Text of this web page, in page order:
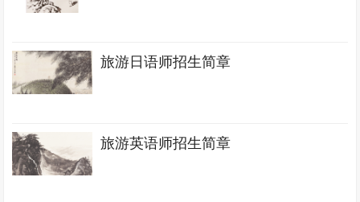
旅游日语师招生简章
旅游英语师招生简章